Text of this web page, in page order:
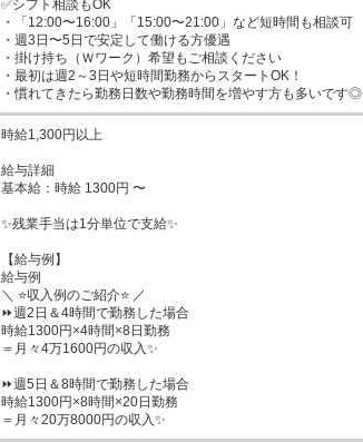
✅シフト相談もOK
・「12:00〜16:00」「15:00〜21:00」など短時間も相談可
・週3日〜5日で安定して働ける方優遇
・掛け持ち（Ｗワーク）希望もご相談ください
・最初は週2～3日や短時間勤務からスタートOK！
・慣れてきたら勤務日数や勤務時間を増やす方も多いです◎
時給1,300円以上
給与詳細
基本給：時給 1300円 〜
✨残業手当は1分単位で支給✨
【給与例】
給与例
＼ ⭐収入例のご紹介⭐ ／
⏩週2日＆4時間で勤務した場合
時給1300円×4時間×8日勤務
＝月々4万1600円の収入✨
⏩週5日＆8時間で勤務した場合
時給1300円×8時間×20日勤務
＝月々20万8000円の収入✨